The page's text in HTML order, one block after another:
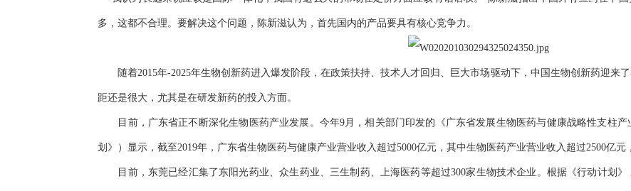
多，这都不合理。要解决这个问题，陈新滋认为，首先国内的产品要具有核心竞争力。
随着2015年-2025年生物创新药进入爆发阶段，在政策扶持、技术人才回归、巨大市场驱动下，中国生物创新药迎来
距还是很大，尤其是在研发新药的投入方面。
目前，广东省正不断深化生物医药产业发展。今年9月，相关部门印发的《广东省发展生物医药与健康战略性支柱产
划》）显示，截至2019年，广东省生物医药与健康产业营业收入超过5000亿元，其中生物医药产业营业收入超过2500亿元
目前，东莞已经汇集了东阳光药业、众生药业、三生制药、上海医药等超过300家生物技术企业。根据《行动计划》